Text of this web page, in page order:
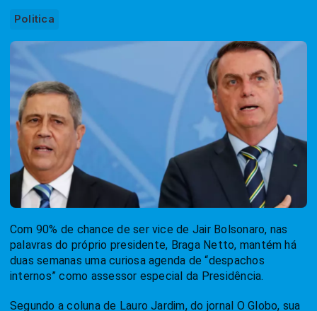
Politica
Com 90% de chance de ser vice de Jair Bolsonaro, nas
palavras do próprio presidente, Braga Netto, mantém há
duas semanas uma curiosa agenda de “despachos
internos” como assessor especial da Presidência.
Segundo a coluna de Lauro Jardim, do jornal O Globo, sua